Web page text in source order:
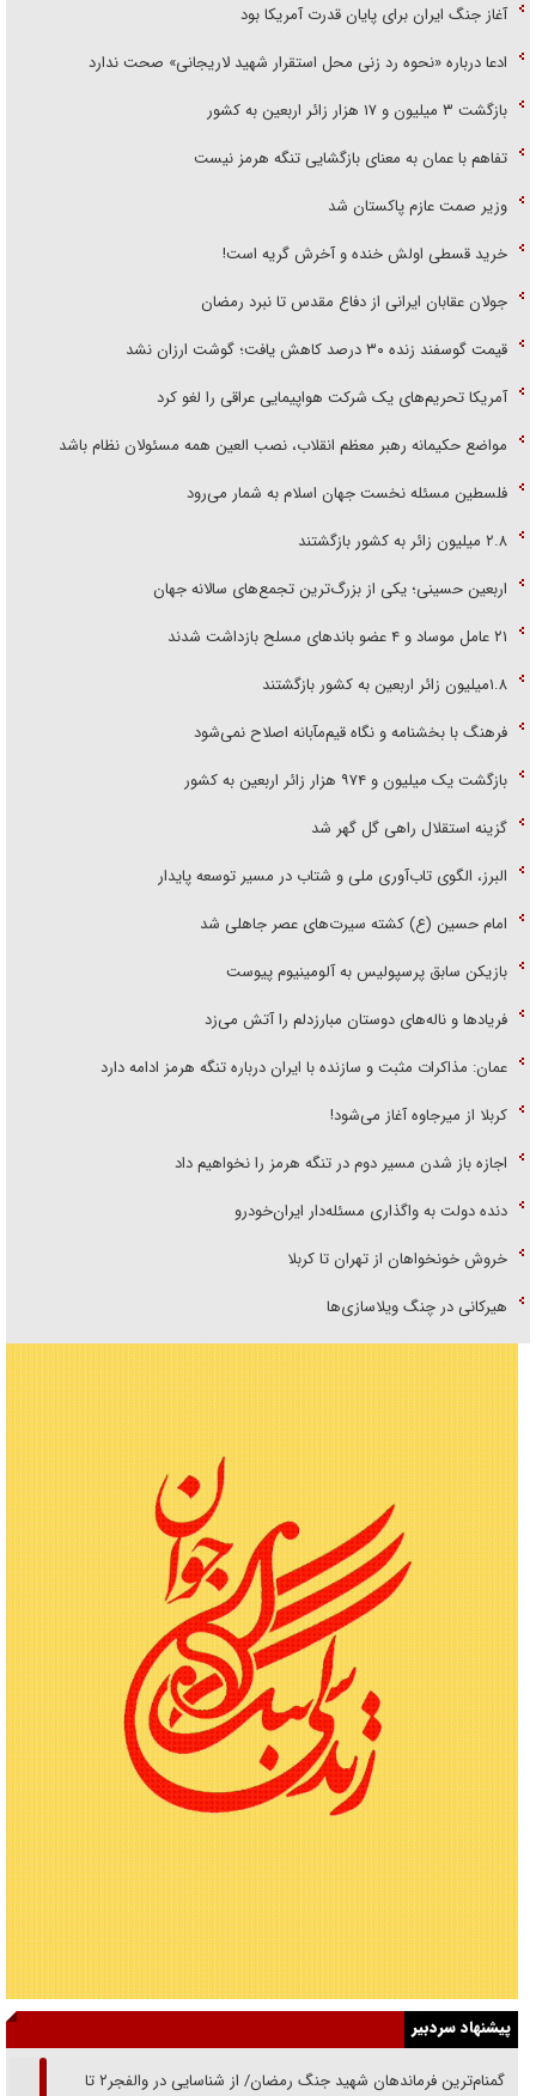
آغاز جنگ ایران برای پایان قدرت آمریکا بود
ادعا درباره «نحوه رد زنی محل استقرار شهید لاریجانی» صحت ندارد
بازگشت ۳ میلیون و ۱۷ هزار زائر اربعین به کشور
تفاهم با عمان به معنای بازگشایی تنگه هرمز نیست
وزیر صمت عازم پاکستان شد
خرید قسطی اولش خنده و آخرش گریه است!
جولان عقابان ایرانی از دفاع مقدس تا نبرد رمضان
قیمت گوسفند زنده ۳۰ درصد کاهش یافت؛ گوشت ارزان نشد
آمریکا تحریم‌های یک شرکت هواپیمایی عراقی را لغو کرد
مواضع حکیمانه رهبر معظم انقلاب، نصب العین همه مسئولان نظام باشد
فلسطین مسئله نخست جهان اسلام به شمار می‌رود
۲.۸ میلیون زائر به کشور بازگشتند
اربعین حسینی؛ یکی از بزرگ‌ترین تجمع‌های سالانه جهان
۲۱ عامل موساد و ۴ عضو باند‌های مسلح بازداشت شدند
۱.۸میلیون زائر اربعین به کشور بازگشتند
فرهنگ با بخشنامه و نگاه قیم‌مآبانه اصلاح نمی‌شود
بازگشت یک میلیون و ۹۷۴ هزار زائر اربعین به کشور
گزینه استقلال راهی گل گهر شد
البرز، الگوی تاب‌آوری ملی و شتاب در مسیر توسعه پایدار
امام حسین (ع) کشته سیرت‌های عصر جاهلی شد
بازیکن سابق پرسپولیس به آلومینیوم پیوست
فریاد‌ها و ناله‌های دوستان مبارزدلم را آتش می‌زد
عمان: مذاکرات مثبت و سازنده با ایران درباره تنگه هرمز ادامه دارد
کربلا از میرجاوه آغاز می‌شود!
اجازه باز شدن مسیر دوم در تنگه هرمز را نخواهیم داد
دنده دولت به واگذاری مسئله‌دار ایران‌خودرو
خروش خونخواهان از تهران تا کربلا
هیرکانی در چنگ ویلاسازی‌ها
پیشنهاد سردبیر
از گمنام‌ترین فرماندهان شهید جنگ رمضان/ از شناسایی در والفجر۲ تا